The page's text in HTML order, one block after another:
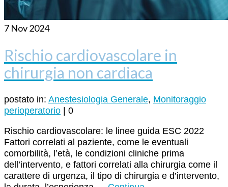
7 Nov 2024
Rischio cardiovascolare in
chirurgia non cardiaca
postato in: Anestesiologia Generale, Monitoraggio
perioperatorio | 0
Rischio cardiovascolare: le linee guida ESC 2022
Fattori correlati al paziente, come le eventuali
comorbilità, l’età, le condizioni cliniche prima
dell’intervento, e fattori correlati alla chirurgia come il
carattere di urgenza, il tipo di chirurgia e d’intervento,